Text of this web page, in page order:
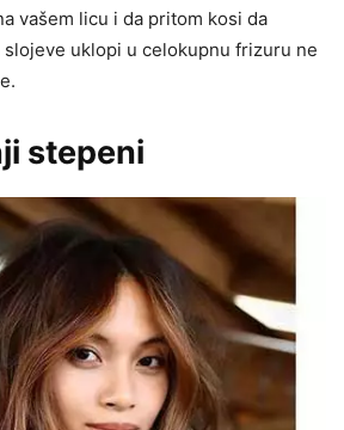
vašem licu i da pritom kosi da
slojeve uklopi u celokupnu frizuru ne
stepeni